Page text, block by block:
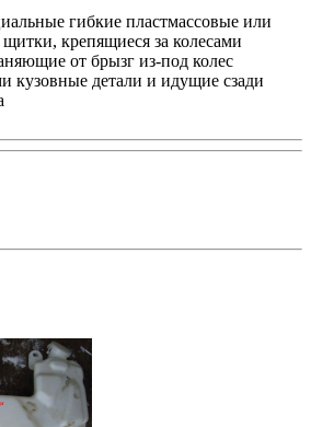
гибкие пластмассовые или
крепящиеся за колесами
от брызг из-под колес
кузовные детали и идущие сзади